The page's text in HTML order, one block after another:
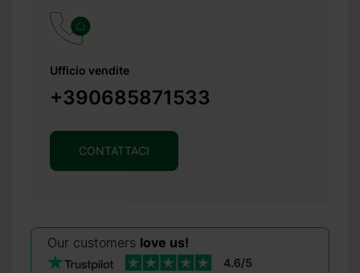
Ufficio vendite
+390685871533
CONTATTACI
Our customers love us!